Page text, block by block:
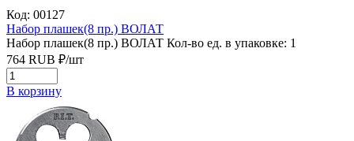
Код: 00127
Набор плашек(8 пр.) ВОЛАТ
Набор плашек(8 пр.) ВОЛАТ Кол-во ед. в упаковке: 1
764 RUB ₽/шт
В корзину